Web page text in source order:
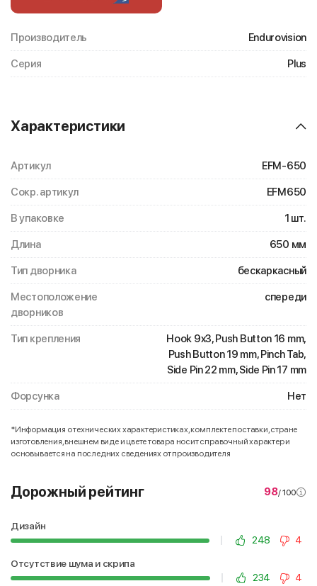
Производитель Endurovision
Серия Plus
Характеристики
Артикул EFM-650
Сокр. артикул EFM650
В упаковке 1 шт.
Длина 650 мм
Тип дворника бескаркасный
Местоположение
дворников
спереди
Тип крепления
Hook 9x3, Push Button 16 mm,
Push Button 19 mm, Pinch Tab,
Side Pin 22 mm, Side Pin 17 mm
Форсунка Нет
*Информация о технических характеристиках, комплекте поставки, стране
изготовления, внешнем виде и цвете товара носит справочный характер и
основывается на последних сведениях от производителя
Дорожный рейтинг 98/ 100
Дизайн
248
4
Отсутствие шума и скрипа
234
4